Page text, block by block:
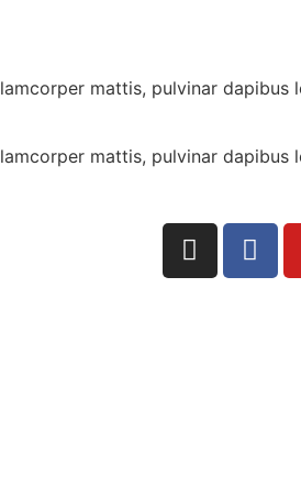
mattis, pulvinar dapibus
mattis, pulvinar dapibus